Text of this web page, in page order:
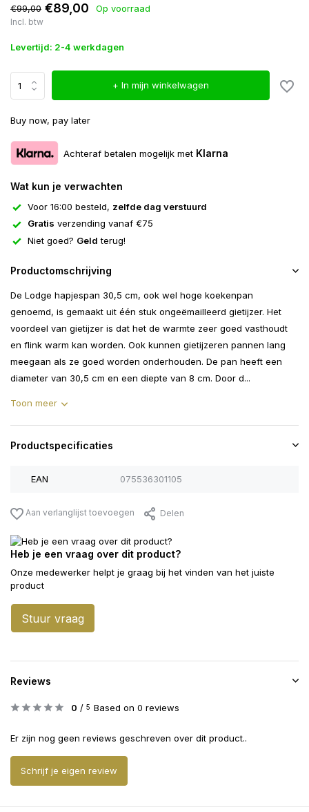
€99,00 €89,00 Op voorraad
Incl. btw
Levertijd: 2-4 werkdagen
+ In mijn winkelwagen
Buy now, pay later
Achteraf betalen mogelijk met Klarna
Wat kun je verwachten
Voor 16:00 besteld, zelfde dag verstuurd
Gratis verzending vanaf €75
Niet goed? Geld terug!
Productomschrijving
De Lodge hapjespan 30,5 cm, ook wel hoge koekenpan
genoemd, is gemaakt uit één stuk ongeëmailleerd gietijzer. Het
voordeel van gietijzer is dat het de warmte zeer goed vasthoudt
en flink warm kan worden. Ook kunnen gietijzeren pannen lang
meegaan als ze goed worden onderhouden. De pan heeft een
diameter van 30,5 cm en een diepte van 8 cm. Door d...
Toon meer
Productspecificaties
EAN 075536301105
Aan verlanglijst toevoegen Delen
Heb je een vraag over dit product?
Onze medewerker helpt je graag bij het vinden van het juiste
product
Stuur vraag
Reviews
0 / 5 Based on 0 reviews
Er zijn nog geen reviews geschreven over dit product..
Schrijf je eigen review